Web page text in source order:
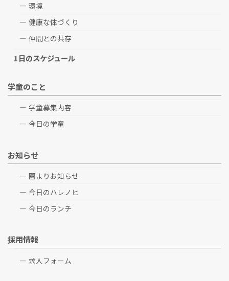
環境
健康な体づくり
仲間との共存
1日のスケジュール
学童のこと
学童募集内容
今日の学童
お知らせ
園よりお知らせ
今日のハレノヒ
今日のランチ
採用情報
求人フォーム